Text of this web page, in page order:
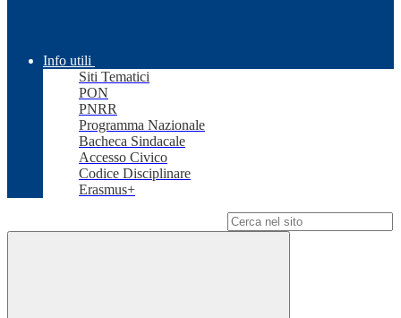
Info utili
Siti Tematici
PON
PNRR
Programma Nazionale
Bacheca Sindacale
Accesso Civico
Codice Disciplinare
Erasmus+